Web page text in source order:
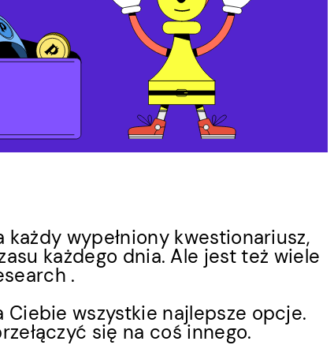
wypełniony kwestionariusz,
każdego dnia. Ale jest też wiele
.
wszystkie najlepsze opcje.
się na coś innego.